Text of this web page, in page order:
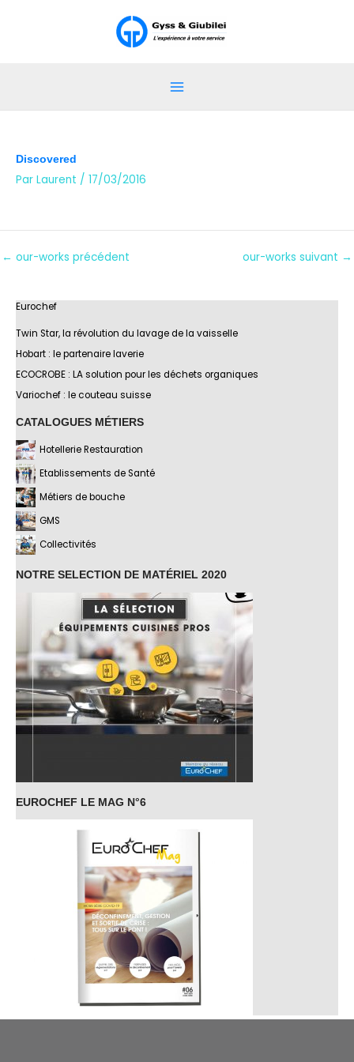
Eurochef
Twin Star, la révolution du lavage de la vaisselle
Hobart : le partenaire laverie
ECOCROBE : LA solution pour les déchets organiques
Variochef : le couteau suisse
CATALOGUES MÉTIERS
Hotellerie Restauration
Etablissements de Santé
Métiers de bouche
GMS
Collectivités
NOTRE SELECTION DE MATÉRIEL 2020
EUROCHEF LE MAG N°6
Discovered
Par Laurent / 17/03/2016
← our-works précédent our-works suivant →